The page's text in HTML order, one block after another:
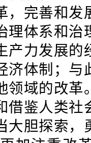
，完善和发
理体系和治
产力发展的
济体制；与
领域的改革
借鉴人类社
大胆探索，